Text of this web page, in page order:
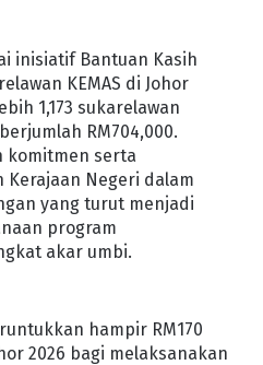
inisiatif Bantuan Kasih
KEMAS di Johor
1,173 sukarelawan
RM704,000.
komitmen serta
Negeri dalam
yang turut menjadi
program
akar umbi.
hampir RM170
2026 bagi melaksanakan